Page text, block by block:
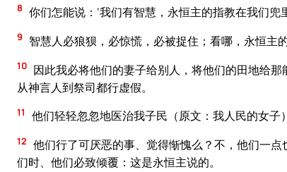
8 你们怎能说：‘我们有智慧，永恒主的指教在我们兜
9 智慧人必狼狈，必惊慌，必被捉住；看哪，永恒主
10 因此我必将他们的妻子给别人，将他们的田地给
从神言人到祭司都行虚假。
11 他们轻轻忽忽地医治我子民（原文：我人民的女子
12 他们行了可厌恶的事、觉得惭愧么？不，他们一
们时、他们必致倾覆：这是永恒主说的。